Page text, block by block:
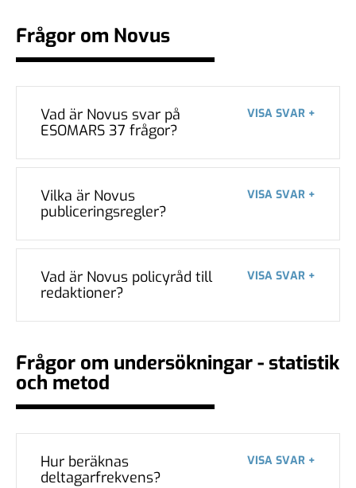
Frågor om Novus
VISA SVAR +
Vad är Novus svar på
ESOMARS 37 frågor?
VISA SVAR +
Vilka är Novus
publiceringsregler?
VISA SVAR +
Vad är Novus policyråd till
redaktioner?
Frågor om undersökningar - statistik
och metod
VISA SVAR +
Hur beräknas
deltagarfrekvens?